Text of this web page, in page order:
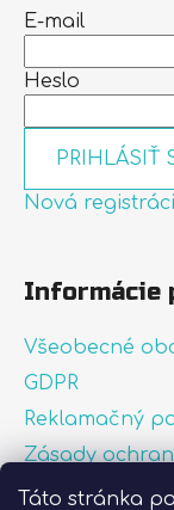
Táto stránka
E-mail
Heslo
PRIHLÁSIŤ
Nová
Informácie
Všeobecné
GDPR
Reklamačný
Zásady
Zásady